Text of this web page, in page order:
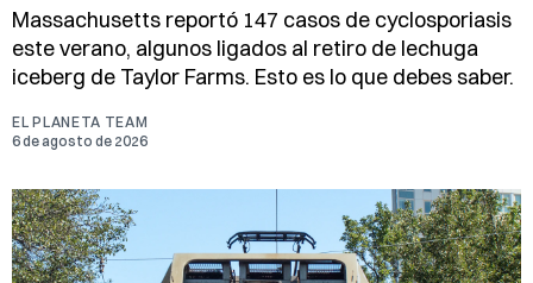
Massachusetts reportó 147 casos de cyclosporiasis
este verano, algunos ligados al retiro de lechuga
iceberg de Taylor Farms. Esto es lo que debes saber.
EL PLANETA TEAM
6 de agosto de 2026